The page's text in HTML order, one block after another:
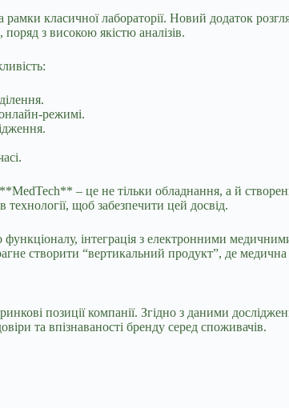
класичної лабораторії. Новий додаток
з високою якістю аналізів.
режимі.
– це не тільки обладнання, а й
технології, щоб забезпечити цей досвід.
інтеграція з електронними
створити “вертикальний продукт”, де
позиції компанії. Згідно з даними
та впізнаваності бренду серед споживачів.